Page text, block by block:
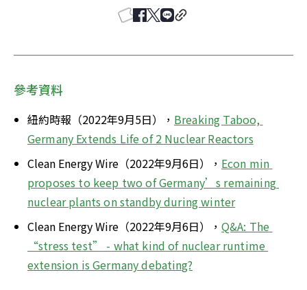
參考資料
紐約時報（2022年9月5日）， Breaking Taboo,
Germany Extends Life of 2 Nuclear Reactors
Clean Energy Wire（2022年9月6日）， Econ min
proposes to keep two of Germany’s remaining
nuclear plants on standby during winter
Clean Energy Wire（2022年9月6日）， Q&A: The
“stress test” - what kind of nuclear runtime
extension is Germany debating?